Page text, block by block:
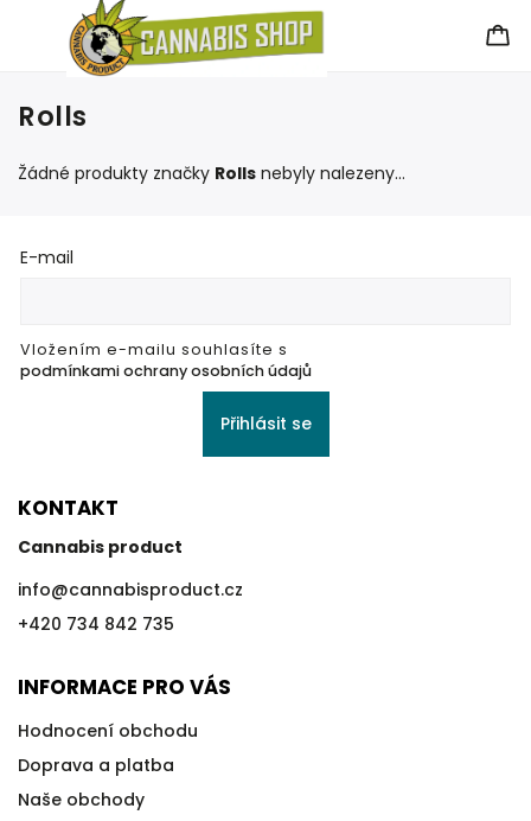
Rolls
Žádné produkty značky Rolls nebyly nalezeny...
E-mail
Vložením e-mailu souhlasíte s
podmínkami ochrany osobních údajů
Přihlásit se
KONTAKT
Cannabis product
info@cannabisproduct.cz
+420 734 842 735
INFORMACE PRO VÁS
Hodnocení obchodu
Doprava a platba
Naše obchody